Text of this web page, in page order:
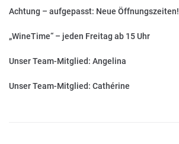
Achtung – aufgepasst: Neue Öffnungszeiten!
„WineTime“ – jeden Freitag ab 15 Uhr
Unser Team-Mitglied: Angelina
Unser Team-Mitglied: Cathérine